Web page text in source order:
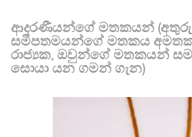
ආදරණීයන්ගේ මතකයන්
සමීපතමයන්ගේ මතකය
රාජ්‍යක, ඔවුන්ගේ මතකයන්
සොයා යන ගමන් ගැන)